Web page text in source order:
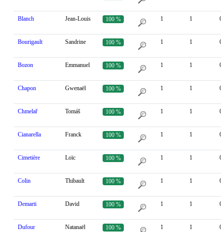
Blanch Jean-Louis 100 % 1 1
Bourigault Sandrine 100 % 1 1
Bozon Emmanuel 100 % 1 1
Chapon Gwenaël 100 % 1 1
Chmelař Tomáš 100 % 1 1
Cianarella Franck 100 % 1 1
Cimetière Loïc 100 % 1 1
Colin Thibault 100 % 1 1
Demarti David 100 % 1 1
Dufour Natanaël 100 % 1 1